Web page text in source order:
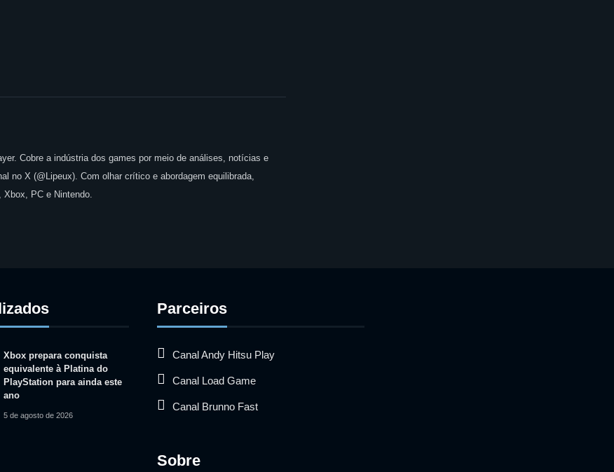
Cobre a indústria dos games por meio de análises, notícias e
no X (@Lipeux). Com olhar crítico e abordagem equilibrada,
PC e Nintendo.
Xbox prepara conquista
equivalente à Platina do
PlayStation para ainda este
ano
5 de agosto de 2026
Parceiros
Canal Andy Hitsu Play
Canal Load Game
Canal Brunno Fast
Sobre